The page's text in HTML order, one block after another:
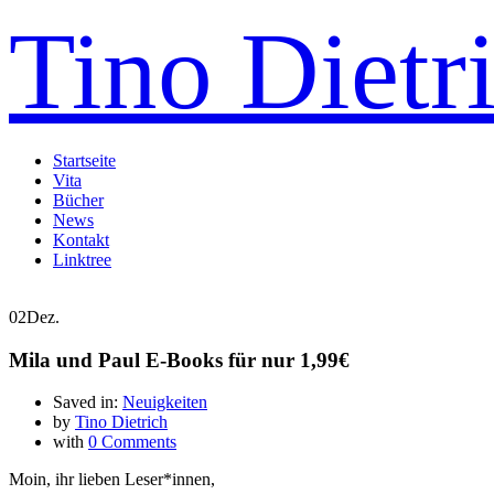
Tino
Startseite
Vita
Bücher
News
Kontakt
Linktree
02Dez.
Mila und Paul E-Books für nur 1,99€
Saved in: Neuigkeiten
by Tino Dietrich
with 0 Comments
Moin, ihr lieben Leser*innen,